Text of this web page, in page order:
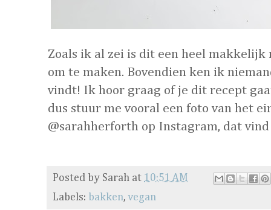
Zoals ik al zei is dit een heel
om te maken. Bovendien ken ik
vindt! Ik hoor graag of je dit recept
dus stuur me vooral een foto van het
@sarahherforth op Instagram, dat
Posted by Sarah at 10:51 AM
Labels: bakken, vegan